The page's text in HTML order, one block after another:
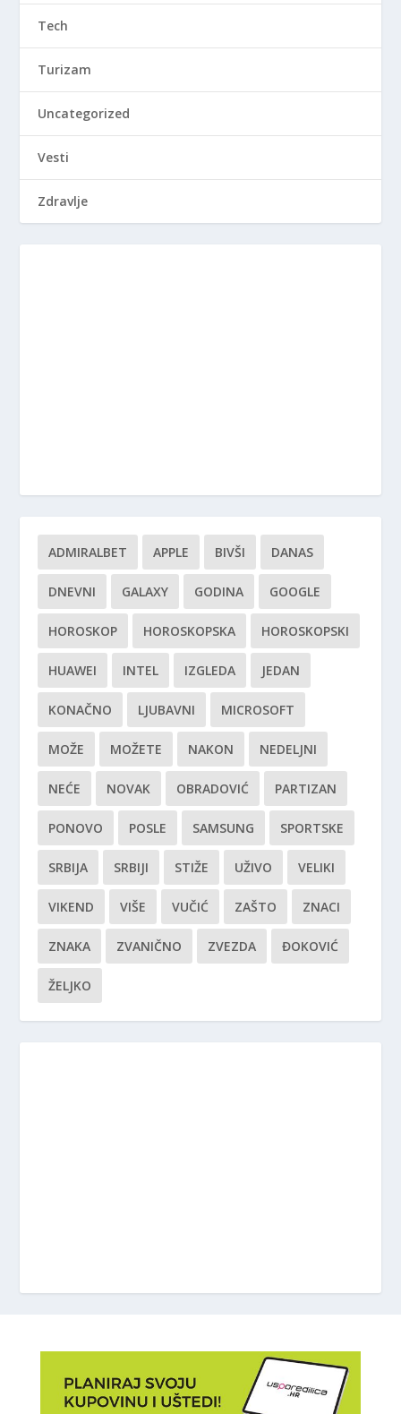
Tech
Turizam
Uncategorized
Vesti
Zdravlje
ADMIRALBET APPLE BIVŠI DANAS
DNEVNI GALAXY GODINA GOOGLE
HOROSKOP HOROSKOPSKA HOROSKOPSKI
HUAWEI INTEL IZGLEDA JEDAN
KONAČNO LJUBAVNI MICROSOFT
MOŽE MOŽETE NAKON NEDELJNI
NEĆE NOVAK OBRADOVIĆ PARTIZAN
PONOVO POSLE SAMSUNG SPORTSKE
SRBIJA SRBIJI STIŽE UŽIVO VELIKI
VIKEND VIŠE VUČIĆ ZAŠTO ZNACI
ZNAKA ZVANIČNO ZVEZDA ĐOKOVIĆ
ŽELJKO